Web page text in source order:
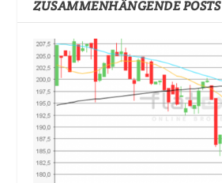
ZUSAMMENHÄNGENDE POSTS